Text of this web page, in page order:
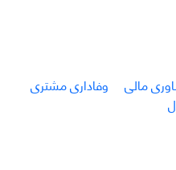
مالی
وفاداری مشتری